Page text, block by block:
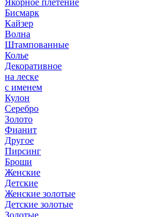
Якорное плетение
Бисмарк
Кайзер
Волна
Штампованные
Колье
Декоративное
на леске
с именем
Кулон
Серебро
Золото
Фианит
Другое
Пирсинг
Броши
Женские
Детские
Женские золотые
Детские золотые
Золотые